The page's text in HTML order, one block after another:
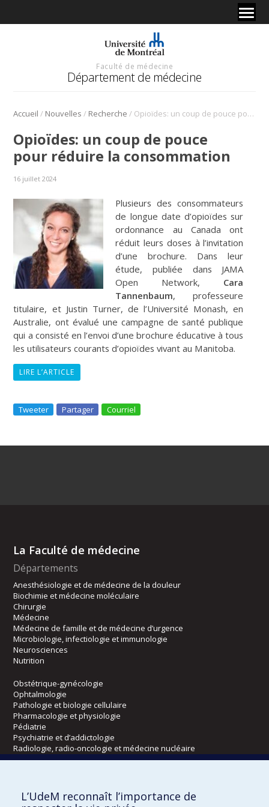
Faculté de médecine
Département de médecine
Accueil / Nouvelles / Recherche / Opioïdes: un coup de pouce pour réduire la consommation
Opioïdes: un coup de pouce
pour réduire la consommation
16 juillet 2024
Plusieurs des consommateurs
de longue date d’opioïdes sur
ordonnance au Canada ont
réduit leurs doses à l’invitation
d’une brochure. Dans leur
étude, publiée dans JAMA
Open Network,
Cara
Tannenbaum, professeure
titulaire, et Justin Turner, de l’Université Monash, en
Australie, ont évalué une campagne de santé publique
qui a consisté en l’envoi d’une brochure éducative à tous
les utilisateurs courants d’opioïdes vivant au Manitoba.
LIRE L’ARTICLE
Tweeter Partager Courriel
La Faculté de médecine
Départements
Anesthésiologie et de médecine de la douleur
Biochimie et médecine moléculaire
Chirurgie
Médecine
Médecine de famille et de médecine d’urgence
Microbiologie, infectiologie et immunologie
Neurosciences
Nutrition
Obstétrique-gynécologie
Ophtalmologie
Pathologie et biologie cellulaire
Pharmacologie et physiologie
Pédiatrie
Psychiatrie et d’addictologie
Radiologie, radio-oncologie et médecine nucléaire
L’UdeM reconnaît l’importance de